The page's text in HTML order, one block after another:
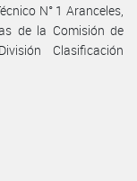
N° 1 Aranceles,
de la Comisión de
Clasificación